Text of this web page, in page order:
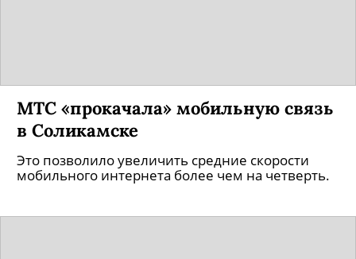
МТС «прокачала» мобильную связь
в Соликамске
Это позволило увеличить средние скорости
мобильного интернета более чем на четверть.